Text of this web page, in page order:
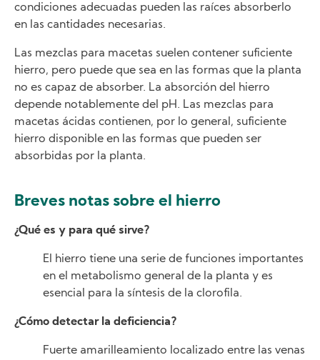
condiciones adecuadas pueden las raíces absorberlo
en las cantidades necesarias.
Las mezclas para macetas suelen contener suficiente
hierro, pero puede que sea en las formas que la planta
no es capaz de absorber. La absorción del hierro
depende notablemente del pH. Las mezclas para
macetas ácidas contienen, por lo general, suficiente
hierro disponible en las formas que pueden ser
absorbidas por la planta.
Breves notas sobre el hierro
¿Qué es y para qué sirve?
El hierro tiene una serie de funciones importantes
en el metabolismo general de la planta y es
esencial para la síntesis de la clorofila.
¿Cómo detectar la deficiencia?
Fuerte amarilleamiento localizado entre las venas